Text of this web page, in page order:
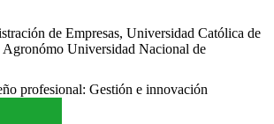
de Empresas, Universidad Católica de
Universidad Nacional de
profesional: Gestión e innovación